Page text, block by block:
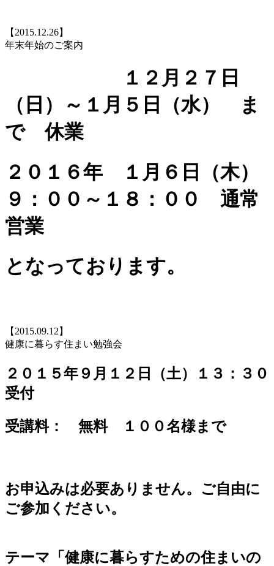
【2015.12.26】
年末年始のご案内
１２月２７日
（日）～１月５日（水） ま
で 休業
２０１６年 １月６日（木）
９：００～１８：００ 通常
営業
となっております。
【2015.09.12】
健康に暮らす住まい勉強会
２０１５年９月１２日（土）１３：３０
受付
受講料： 無料 １００名様まで
お申込みは必要ありません。ご自由に
ご参加ください。
テーマ「健康に暮らすための住まいの